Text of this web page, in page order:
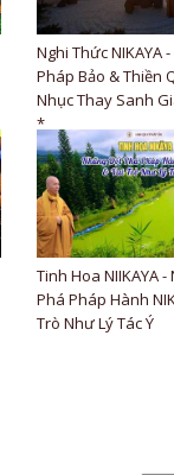
Nghi Thức NIKAYA
Pháp Bảo & Thiền
Nhục Thay Sanh
*
Tinh Hoa NIIKAYA
Phá Pháp Hành
Trò Như Lý Tác Ý